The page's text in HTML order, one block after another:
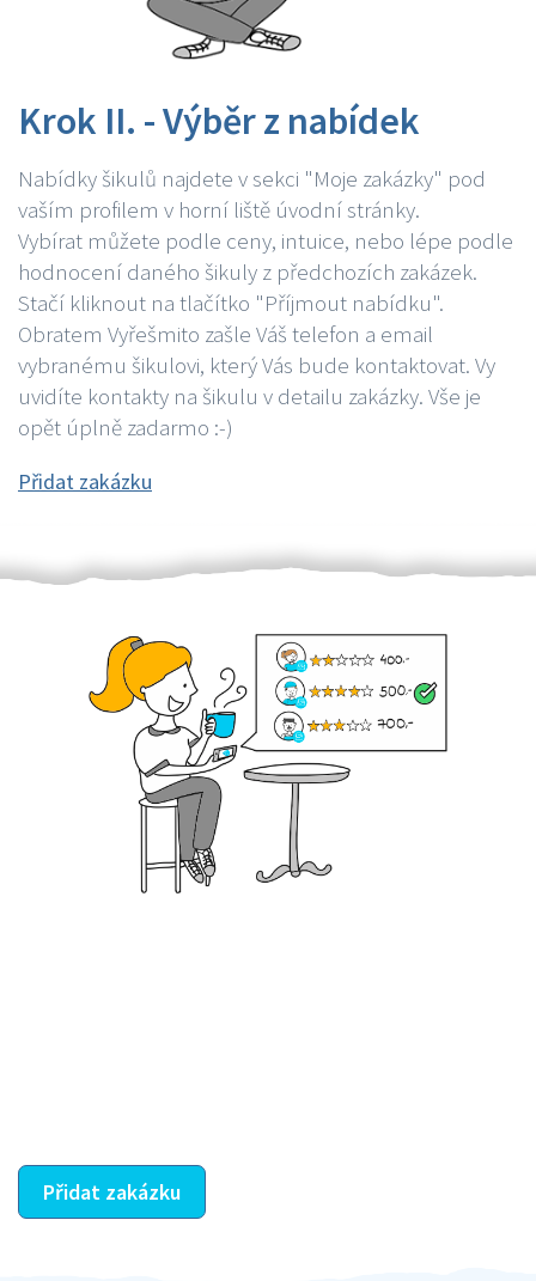
Krok II. - Výběr z nabídek
Nabídky šikulů najdete v sekci "Moje zakázky" pod
vaším profilem v horní liště úvodní stránky.
Vybírat můžete podle ceny, intuice, nebo lépe podle
hodnocení daného šikuly z předchozích zakázek.
Stačí kliknout na tlačítko "Příjmout nabídku".
Obratem Vyřešmito zašle Váš telefon a email
vybranému šikulovi, který Vás bude kontaktovat. Vy
uvidíte kontakty na šikulu v detailu zakázky. Vše je
opět úplně zadarmo :-)
Přidat zakázku
Přidat zakázku